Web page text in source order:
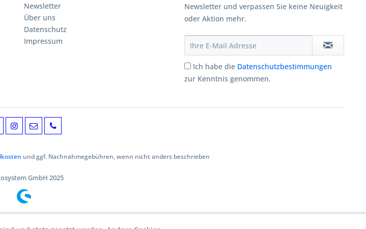
Newsletter
Über uns
Datenschutz
Impressum
Newsletter und verpassen Sie keine Neuigkeit
oder Aktion mehr.
Ich habe die Datenschutzbestimmungen
zur Kenntnis genommen.
und ggf. Nachnahmegebühren, wenn nicht anders beschrieben
GmbH 2025